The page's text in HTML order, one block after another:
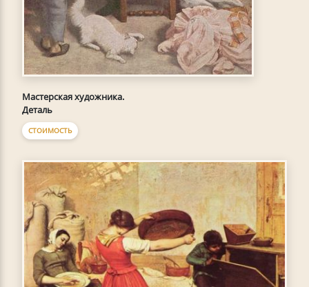
Мастерская художника.
Деталь
СТОИМОСТЬ